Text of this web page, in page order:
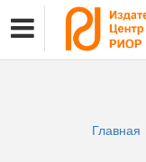
Главная